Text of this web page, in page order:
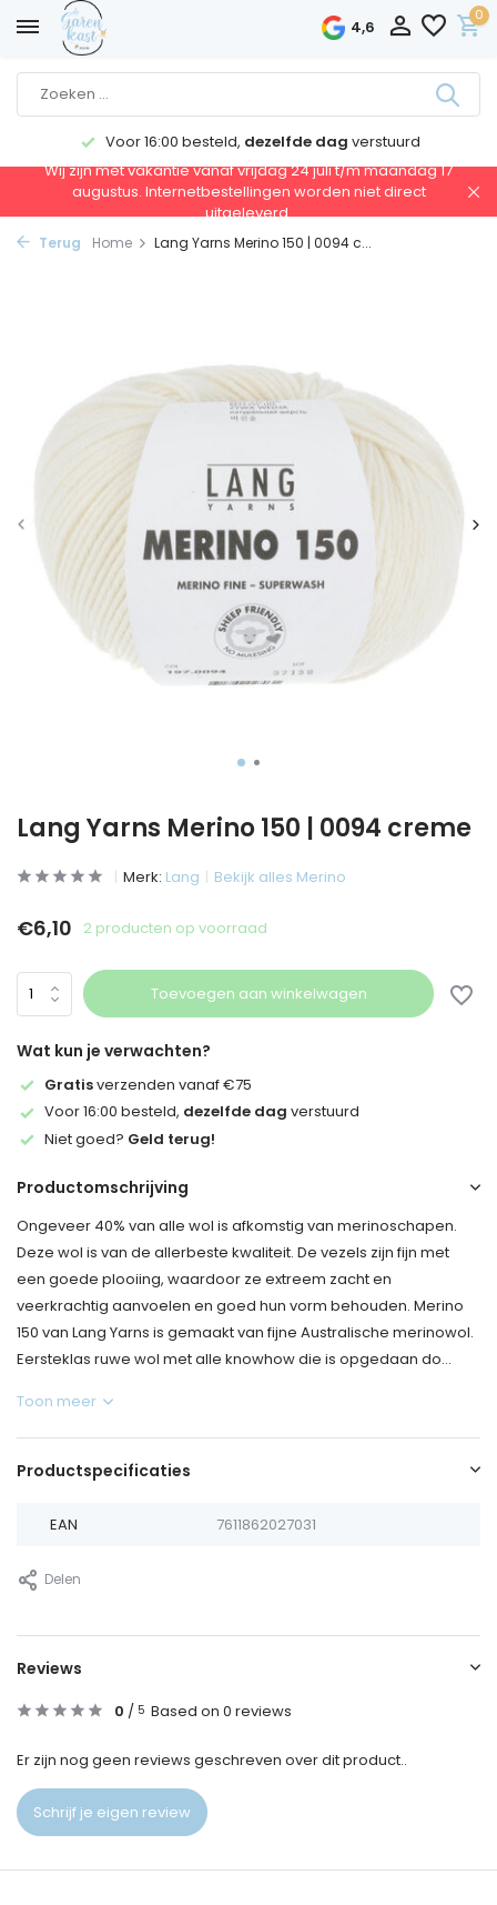
4,6
0
Voor 16:00 besteld, dezelfde dag verstuurd
Wij zijn met vakantie vanaf vrijdag 24 juli t/m maandag 17
augustus. Internetbestellingen worden niet direct
uitgeleverd.
Terug Home Lang Yarns Merino 150 | 0094 c...
Lang Yarns Merino 150 | 0094 creme
Merk: Lang Bekijk alles Merino
€6,10 2 producten op voorraad
Toevoegen aan winkelwagen
Wat kun je verwachten?
Gratisverzenden vanaf €75
Voor 16:00 besteld, dezelfde dag verstuurd
Niet goed? Geld terug!
Productomschrijving
Ongeveer 40% van alle wol is afkomstig van merinoschapen.
Deze wol is van de allerbeste kwaliteit. De vezels zijn fijn met
een goede plooiing, waardoor ze extreem zacht en
veerkrachtig aanvoelen en goed hun vorm behouden. Merino
150 van Lang Yarns is gemaakt van fijne Australische merinowol.
Eersteklas ruwe wol met alle knowhow die is opgedaan do...
Toon meer
Productspecificaties
EAN 7611862027031
Delen
Reviews
0 / 5 Based on 0 reviews
Er zijn nog geen reviews geschreven over dit product..
Schrijf je eigen review